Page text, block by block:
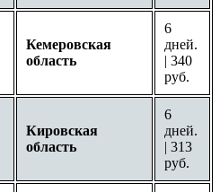
Кемеровская
область
6
дней.
| 340
руб.
Кировская
область
6
дней.
| 313
руб.